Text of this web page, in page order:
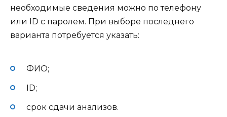
необходимые сведения можно по телефону
или ID с паролем. При выборе последнего
варианта потребуется указать:
ФИО;
ID;
срок сдачи анализов.